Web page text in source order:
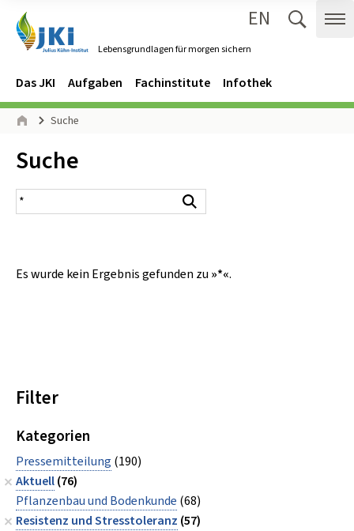
Lebensgrundlagen für morgen sichern
EN
Navigation
Hauptmenü
Das JKI Aufgaben Fachinstitute Infothek
Seitenpfad
Suche
Inhalt:
Suche
Suchergebnis
Es wurde kein Ergebnis gefunden zu »*«.
Filter
Kategorien
Pressemitteilung (190)
Aktuell(76)
Pflanzenbau und Bodenkunde (68)
Resistenz und Stresstoleranz (57)